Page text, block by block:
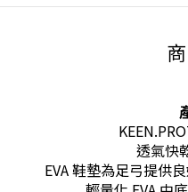
透氣快
EVA 鞋墊為足弓提供